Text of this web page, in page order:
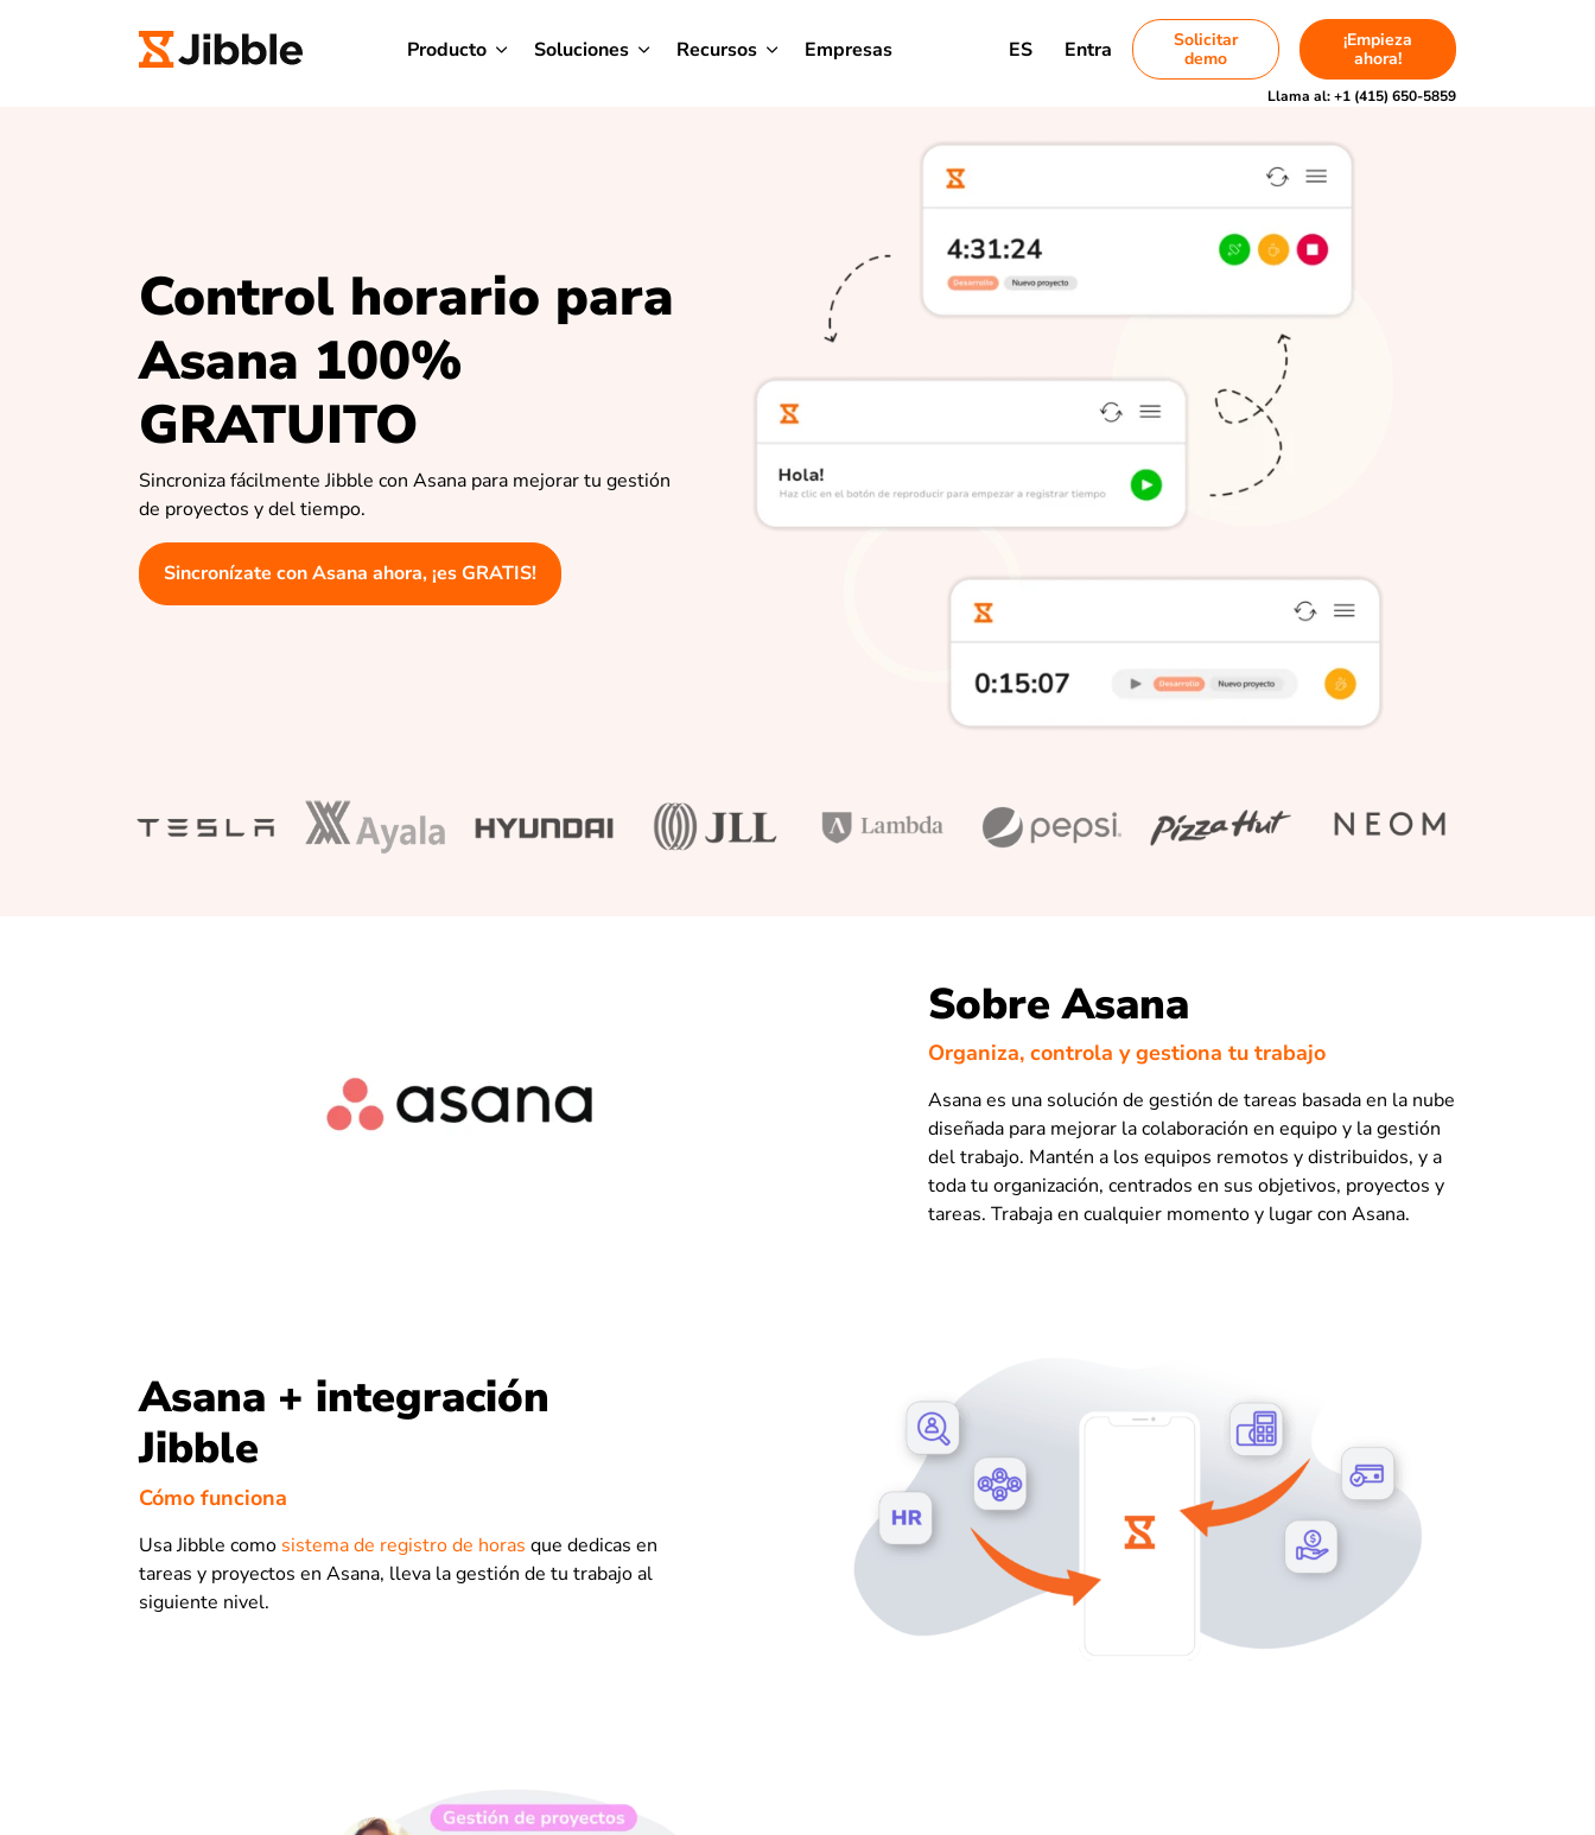
Producto Soluciones Recursos Empresas ES Entra
Solicitar
demo
¡Empieza
ahora!
Llama al:+1 (415) 650-5859
Control horario para
Asana 100%
GRATUITO
Sincroniza fácilmente Jibble con Asana para mejorar tu gestión
de proyectos y del tiempo.
Sincronízate con Asana ahora, ¡es GRATIS!
Sobre Asana
Organiza, controla y gestiona tu trabajo
Asana es una solución de gestión de tareas basada en la nube
diseñada para mejorar la colaboración en equipo y la gestión
del trabajo. Mantén a los equipos remotos y distribuidos, y a
toda tu organización, centrados en sus objetivos, proyectos y
tareas. Trabaja en cualquier momento y lugar con Asana.
Asana + integración
Jibble
Cómo funciona
Usa Jibble como sistema de registro de horas que dedicas en
tareas y proyectos en Asana, lleva la gestión de tu trabajo al
siguiente nivel.